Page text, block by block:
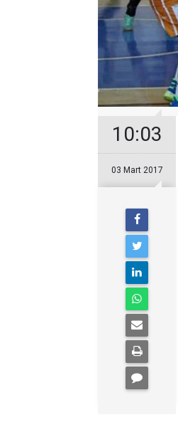
10:03
03 Mart 2017